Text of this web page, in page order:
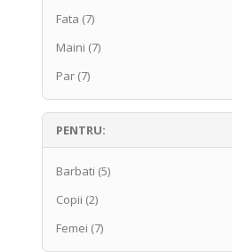
Fata (7)
Maini (7)
Par (7)
PENTRU:
Barbati (5)
Copii (2)
Femei (7)